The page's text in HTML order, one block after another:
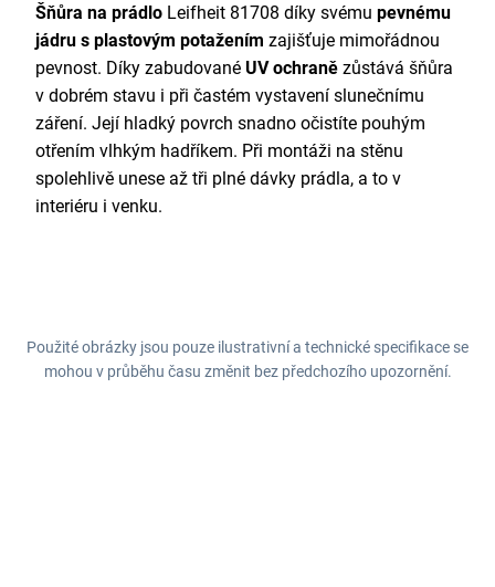
Šňůra na prádlo Leifheit 81708 díky svému pevnému
jádru s plastovým potažením zajišťuje mimořádnou
pevnost. Díky zabudované UV ochraně zůstává šňůra
v dobrém stavu i při častém vystavení slunečnímu
záření. Její hladký povrch snadno očistíte pouhým
otřením vlhkým hadříkem. Při montáži na stěnu
spolehlivě unese až tři plné dávky prádla, a to v
interiéru i venku.
Použité obrázky jsou pouze ilustrativní a technické specifikace se
mohou v průběhu času změnit bez předchozího upozornění.